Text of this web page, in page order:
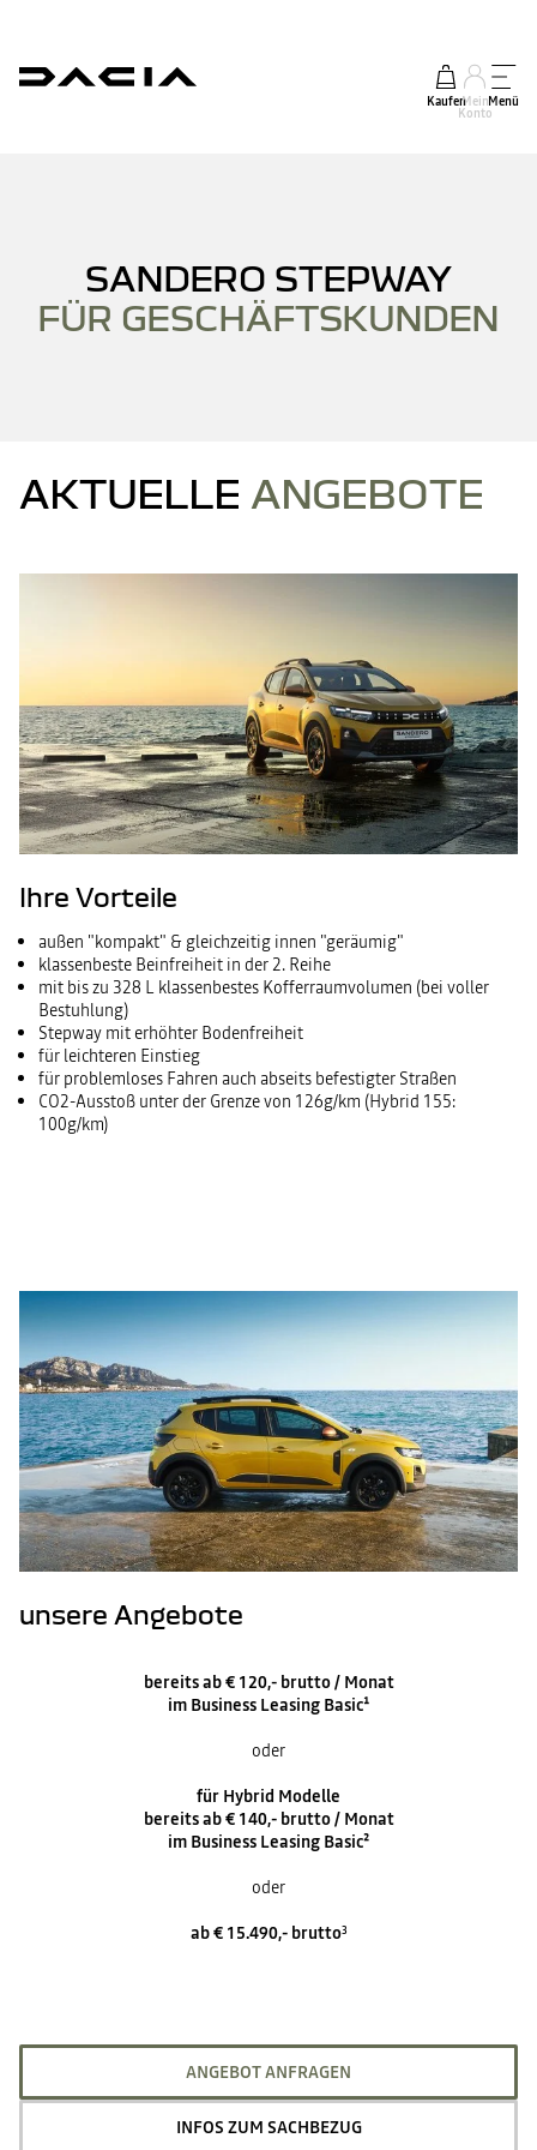
KaufenMein
Konto
Menü
SANDERO STEPWAY
FÜR GESCHÄFTSKUNDEN
AKTUELLE ANGEBOTE
Ihre Vorteile
außen "kompakt" & gleichzeitig innen "geräumig"
klassenbeste Beinfreiheit in der 2. Reihe
mit bis zu 328 L klassenbestes Kofferraumvolumen (bei voller
Bestuhlung)
Stepway mit erhöhter Bodenfreiheit
für leichteren Einstieg
für problemloses Fahren auch abseits befestigter Straßen
CO2-Ausstoß unter der Grenze von 126g/km (Hybrid 155:
100g/km)
unsere Angebote
bereits ab € 120,- brutto / Monat
im Business Leasing Basic¹
oder
für Hybrid Modelle
bereits ab € 140,- brutto / Monat
im Business Leasing Basic²
oder
ab € 15.490,- brutto3
ANGEBOT ANFRAGEN
INFOS ZUM SACHBEZUG